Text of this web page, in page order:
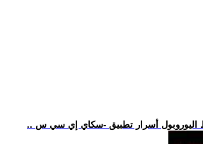
اليوروبول أسرار تطبيق -سكاي إي سي س